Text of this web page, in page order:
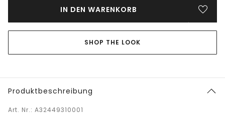
IN DEN WARENKORB
SHOP THE LOOK
Produktbeschreibung
Art. Nr.: A32449310001